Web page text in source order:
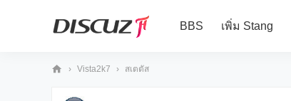
BBS เพิ่ม Stang
› Vista2k7 › สเตตัส